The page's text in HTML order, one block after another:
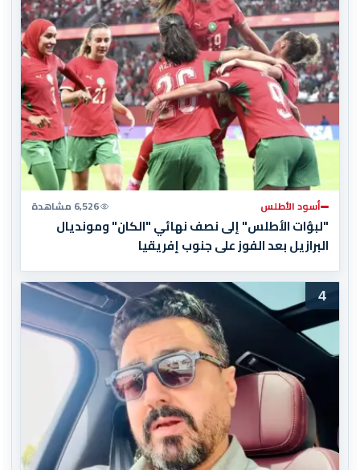
أسود الأطلس 6,526 مشاهدة
"لبؤات الأطلس" إلى نصف نهائي "الكان" ومونديال
البرازيل بعد الفوز على جنوب إفريقيا
4